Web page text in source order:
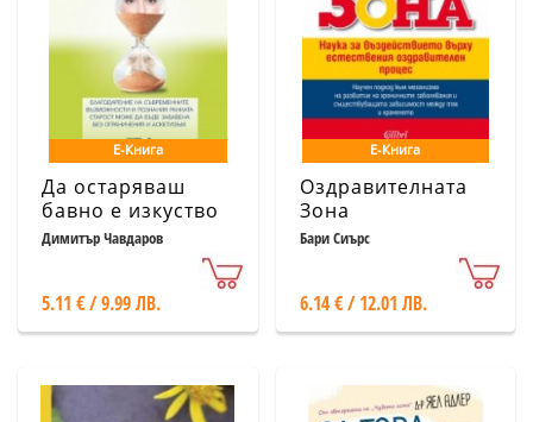
Е-Книга
Да остаряваш
бавно е изкуство
Димитър Чавдаров
5.11 € / 9.99 ЛВ.
Е-Книга
Оздравителната
Зона
Бари Сиърс
6.14 € / 12.01 ЛВ.